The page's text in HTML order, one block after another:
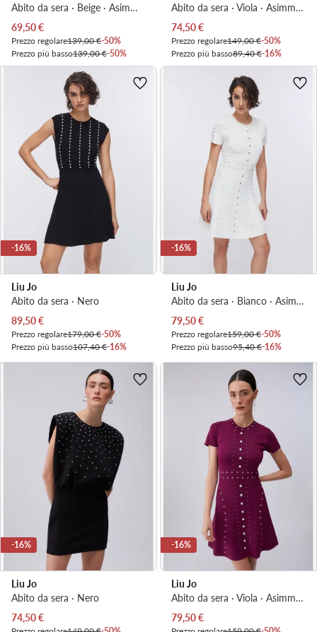
Abito da sera · Beige · Asimmetrica
Prezzo attuale
69,50€
Prezzo regolare139,00 €-50%
Prezzo più basso139,00 €-50%
Abito da sera · Viola · Asimmetrica
Prezzo attuale
74,50€
Prezzo regolare149,00 €-50%
Prezzo più basso89,40 €-16%
-16%
Liu Jo
Abito da sera · Nero
Prezzo attuale
89,50€
Prezzo regolare179,00 €-50%
Prezzo più basso107,40 €-16%
-16%
Liu Jo
Abito da sera · Bianco · Asimmetrica
Prezzo attuale
79,50€
Prezzo regolare159,00 €-50%
Prezzo più basso95,40 €-16%
-16%
Liu Jo
Abito da sera · Nero
Prezzo attuale
74,50€
-16%
Liu Jo
Abito da sera · Viola · Asimmetrica
Prezzo attuale
79,50€